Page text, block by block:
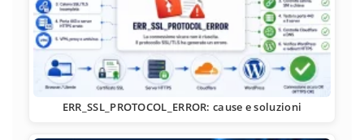
ERR_SSL_PROTOCOL_ERROR: cause e soluzioni